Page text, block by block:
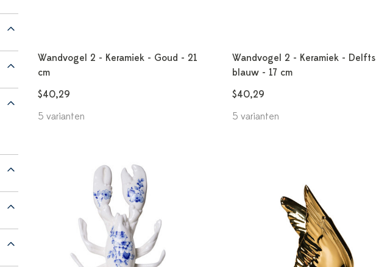
Wandvogel 2 - Keramiek - Goud - 21
cm
$40,29
5 varianten
Wandvogel 2 - Keramiek - Delfts
blauw - 17 cm
$40,29
5 varianten